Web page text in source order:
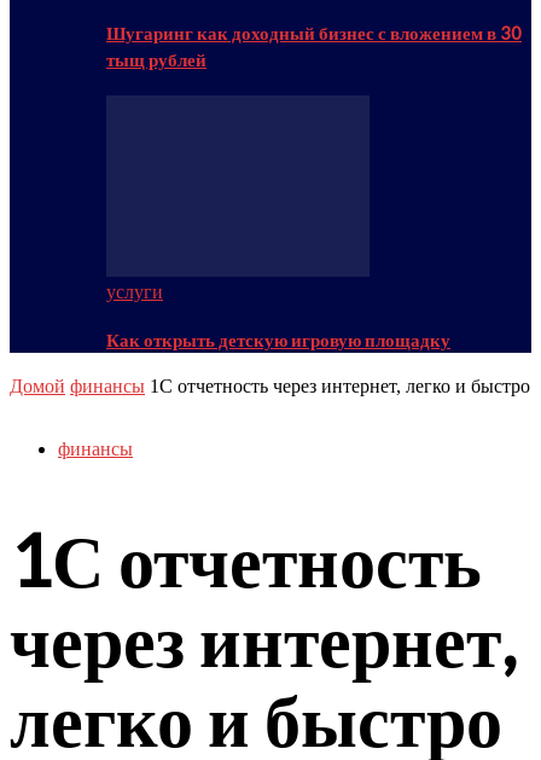
Шугаринг как доходный бизнес с вложением в 30
тыщ рублей
услуги
Как открыть детскую игровую площадку
Домой финансы 1С отчетность через интернет, легко и быстро
финансы
1С отчетность
через интернет,
легко и быстро